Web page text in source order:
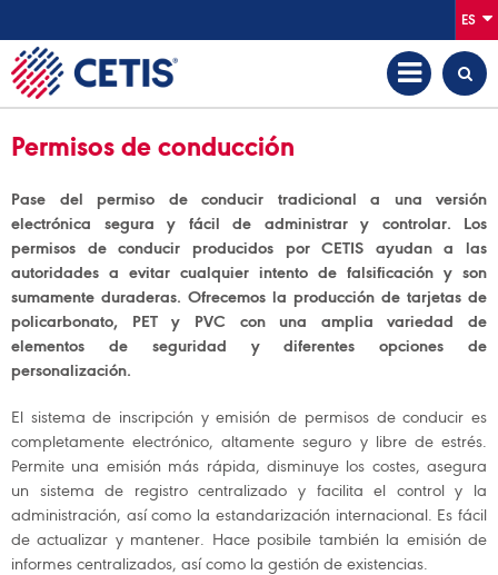
ES
Permisos de conducción
Pase del permiso de conducir tradicional a una versión
electrónica segura y fácil de administrar y controlar. Los
permisos de conducir producidos por CETIS ayudan a las
autoridades a evitar cualquier intento de falsificación y son
sumamente duraderas. Ofrecemos la producción de tarjetas de
policarbonato, PET y PVC con una amplia variedad de
elementos de seguridad y diferentes opciones de
personalización.
El sistema de inscripción y emisión de permisos de conducir es
completamente electrónico, altamente seguro y libre de estrés.
Permite una emisión más rápida, disminuye los costes, asegura
un sistema de registro centralizado y facilita el control y la
administración, así como la estandarización internacional. Es fácil
de actualizar y mantener. Hace posibile también la emisión de
informes centralizados, así como la gestión de existencias.